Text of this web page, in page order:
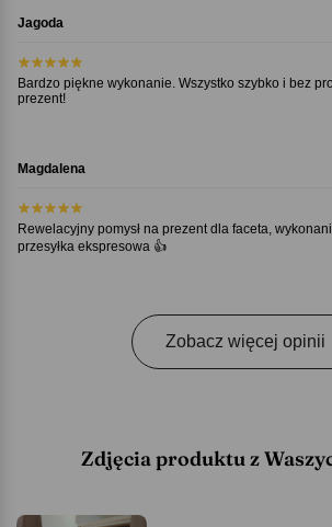
Jagoda
Bardzo piękne wykonanie. Wszystko szybko i bez
prezent!
Magdalena
Rewelacyjny pomysł na prezent dla faceta,
przesyłka ekspresowa 👍
Zobacz więcej opinii
Zdjęcia produktu z